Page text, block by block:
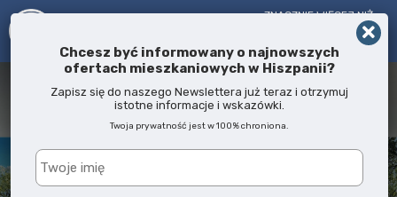
ZNACZNIE WIĘCEJ NIŻ
AGENT NIERUCHOMOŚCI!
Chcesz być informowany o najnowszych
ofertach mieszkaniowych w Hiszpanii?
Zapisz się do naszego Newslettera już teraz i otrzymuj
istotne informacje i wskazówki.
Twoja prywatność jest w 100% chroniona.